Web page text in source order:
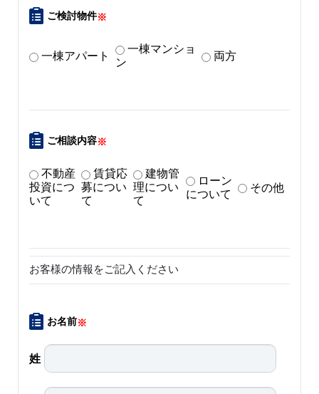
ご検討物件※
一棟アパート
一棟マンショ
ン
両方
ご相談内容※
不動産
投資につ
いて
賃貸応
募につい
て
建物管
理につい
て
ローン
について
その他
お客様の情報をご記入ください
お名前※
姓